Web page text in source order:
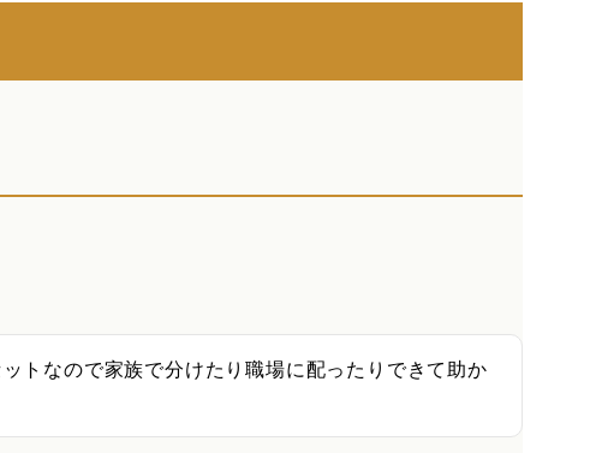
トなので家族で分けたり職場に配ったりできて助か